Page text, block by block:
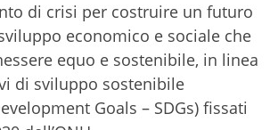
di crisi per costruire un futuro
economico e sociale che
equo e sostenibile, in linea
di sviluppo sostenibile
Goals – SDGs) fissati